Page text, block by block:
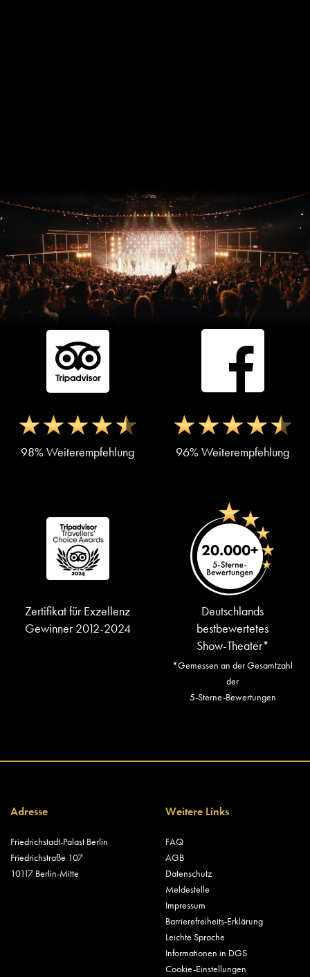
98% Weiterempfehlung 96% Weiterempfehlung
Zertifikat für Exzellenz
Gewinner 2012-2024
Deutschlands
bestbewertetes
Show-Theater*
*Gemessen an der Gesamtzahl
der
5-Sterne-Bewertungen
Adresse
Friedrichstadt-Palast Berlin
Friedrichstraße 107
10117 Berlin-Mitte
Weitere Links
FAQ
AGB
Datenschutz
Meldestelle
Impressum
Barrierefreiheits-Erklärung
Leichte Sprache
Informationen in DGS
Cookie-Einstellungen